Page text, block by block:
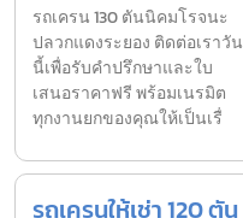
รถเครน 130 ตันนิคมโรจนะ
ปลวกแดงระยอง ติดต่อเราวัน
นี้เพื่อรับคำปรึกษาและใบ
เสนอราคาฟรี พร้อมเนรมิต
ทุกงานยกของคุณให้เป็นเรื่
รถเครนให้เช่า 120 ตัน